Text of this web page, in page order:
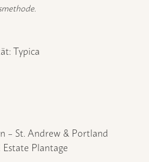
Typica
– St. Andrew & Portland
Plantage